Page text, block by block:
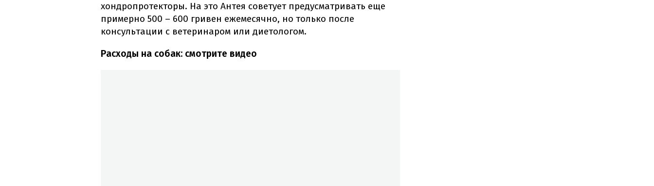
хондропротекторы. На это Антея советует предусматривать еще
примерно 500 – 600 гривен ежемесячно, но только после
консультации с ветеринаром или диетологом.
Расходы на собак: смотрите видео